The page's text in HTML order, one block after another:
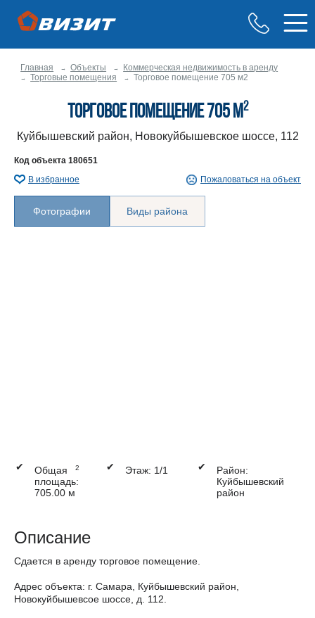
Главная Объекты
Коммерческая недвижимость в аренду
Торговые помещения
Торговое помещение 705 м2
Торговое помещение 705 м2
Куйбышевский район, Новокуйбышевское шоссе, 112
Код объекта 180651
В избранное
Пожаловаться на объект
Фотографии Виды района
✔
Общая
площадь:
705.00 м
2 ✔ Этаж: 1/1 ✔
Район:
Куйбышевский
район
Описание
Сдается в аренду торговое помещение.
Адрес объекта: г. Самара, Куйбышевский район,
Новокуйбышевсое шоссе, д. 112.